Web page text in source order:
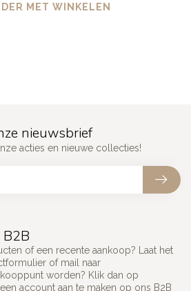
MET WINKELEN
of een recente aankoop? Laat het
of mail naar
worden? Klik dan op
account aan te maken op ons B2B
nieuwsbrief
acties en nieuwe collecties!